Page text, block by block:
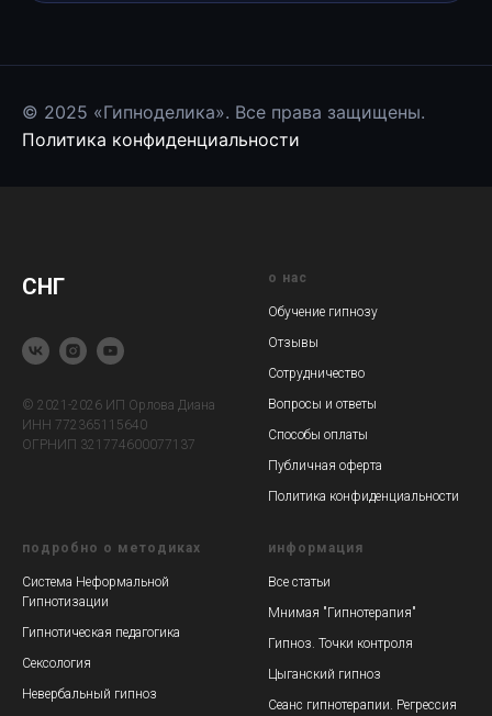
© 2025 «Гипноделика». Все права защищены.
Политика конфиденциальности
СНГ
© 2021-2026 ИП Орлова Диана
ИНН 772365115640
ОГРНИП 321774600077137
о нас
Обучение гипнозу
Отзывы
Сотрудничество
Вопросы и ответы
Способы оплаты
Публичная оферта
Политика конфиденциальности
подробно о методиках
Система Неформальной
Гипнотизации
Гипнотическая педагогика
Сексология
Невербальный гипноз
информация
Все статьи
Мнимая "Гипнотерапия"
Гипноз. Точки контроля
Цыганский гипноз
Сеанс гипнотерапии. Регрессия